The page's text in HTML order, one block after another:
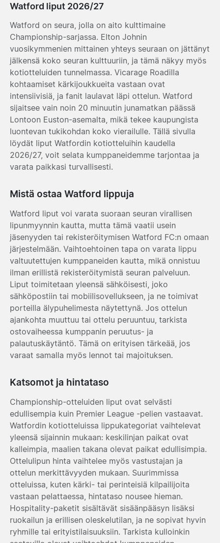
Watford liput 2026/27
Watford on seura, jolla on aito kulttimaine
Championship-sarjassa. Elton Johnin
vuosikymmenien mittainen yhteys seuraan on jättänyt
jälkensä koko seuran kulttuuriin, ja tämä näkyy myös
kotiotteluiden tunnelmassa. Vicarage Roadilla
kohtaamiset kärkijoukkueita vastaan ovat
intensiivisiä, ja fanit laulavat läpi ottelun. Watford
sijaitsee vain noin 20 minuutin junamatkan päässä
Lontoon Euston-asemalta, mikä tekee kaupungista
luontevan tukikohdan koko vierailulle. Tällä sivulla
löydät liput Watfordin kotiotteluihin kaudella
2026/27, voit selata kumppaneidemme tarjontaa ja
varata paikkasi turvallisesti.
Mistä ostaa Watford lippuja
Watford liput voi varata suoraan seuran virallisen
lipunmyynnin kautta, mutta tämä vaatii usein
jäsenyyden tai rekisteröitymisen Watford FC:n omaan
järjestelmään. Vaihtoehtoinen tapa on varata lippu
valtuutettujen kumppaneiden kautta, mikä onnistuu
ilman erillistä rekisteröitymistä seuran palveluun.
Liput toimitetaan yleensä sähköisesti, joko
sähköpostiin tai mobiilisovellukseen, ja ne toimivat
porteilla älypuhelimesta näytettynä. Jos ottelun
ajankohta muuttuu tai ottelu peruuntuu, tarkista
ostovaiheessa kumppanin peruutus- ja
palautuskäytäntö. Tämä on erityisen tärkeää, jos
varaat samalla myös lennot tai majoituksen.
Katsomot ja hintataso
Championship-otteluiden liput ovat selvästi
edullisempia kuin Premier League -pelien vastaavat.
Watfordin kotiotteluissa lippukategoriat vaihtelevat
yleensä sijainnin mukaan: keskilinjan paikat ovat
kalleimpia, maalien takana olevat paikat edullisimpia.
Ottelulipun hinta vaihtelee myös vastustajan ja
ottelun merkittävyyden mukaan. Suurimmissa
otteluissa, kuten kärki- tai perinteisiä kilpailijoita
vastaan pelattaessa, hintataso nousee hieman.
Hospitality-paketit sisältävät sisäänpääsyn lisäksi
ruokailun ja erillisen oleskelutilan, ja ne sopivat hyvin
ryhmille tai erityistilaisuuksiin. Tarkista kulloinkin